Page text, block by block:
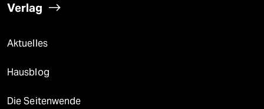
Verlag
Aktuelles
Hausblog
Die Seitenwende